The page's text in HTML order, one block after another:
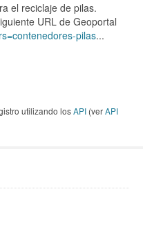
el reciclaje de pilas.
URL de Geoportal
pilas...
utilizando losAPI (verAPI